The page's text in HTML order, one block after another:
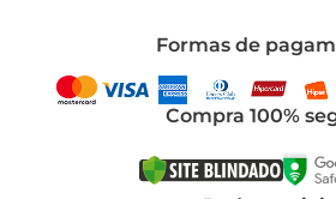
Formas de
Compra 100%